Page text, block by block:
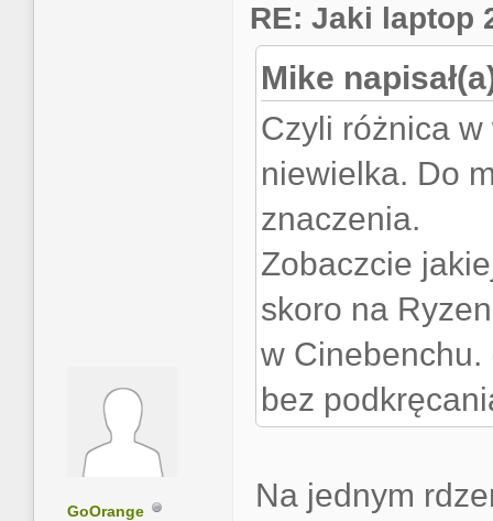
GoOrange
RE: Jaki laptop
Mike
Czyli różnica
niewielka. Do
znaczenia.
Zobaczcie
skoro na
w
bez
Na jednym